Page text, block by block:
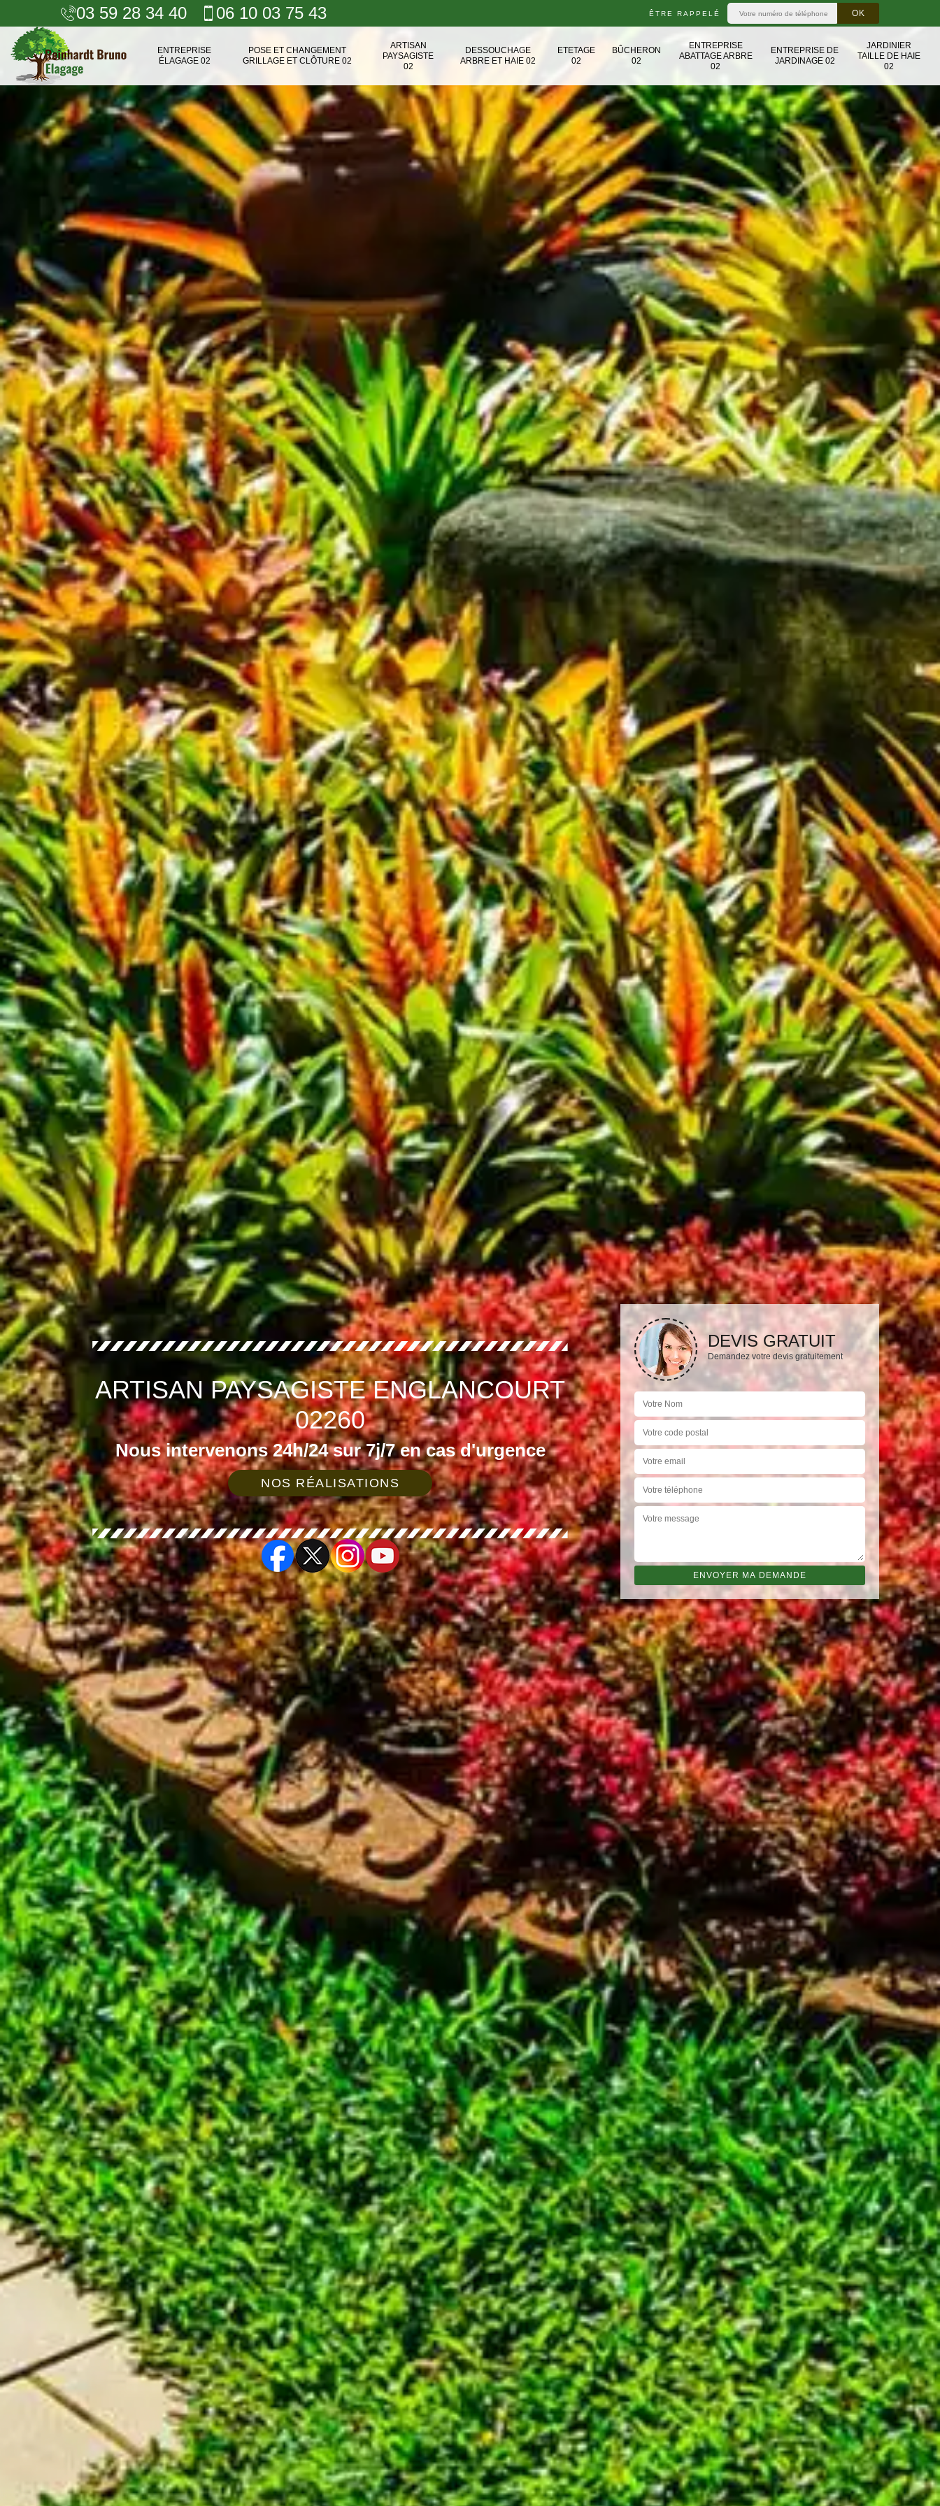
03 59 28 34 40 06 10 03 75 43 ÊTRE RAPPELÉ
ENTREPRISE
ÉLAGAGE 02
POSE ET CHANGEMENT
GRILLAGE ET CLÔTURE 02
ARTISAN
PAYSAGISTE
02
DESSOUCHAGE
ARBRE ET HAIE 02
ETETAGE
02
BÛCHERON
02
ENTREPRISE
ABATTAGE ARBRE
02
ENTREPRISE DE
JARDINAGE 02
JARDINIER
TAILLE DE HAIE
02
ARTISAN PAYSAGISTE ENGLANCOURT
02260
Nous intervenons 24h/24 sur 7j/7 en cas d'urgence
NOS RÉALISATIONS
DEVIS GRATUIT
Demandez votre devis gratuitement